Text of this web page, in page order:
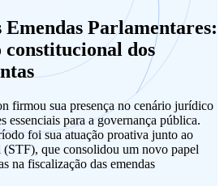
Emendas Parlamentares:
dos
firmou sua presença no cenário jurídico
essenciais para a governança pública.
foi sua atuação proativa junto ao
que consolidou um novo papel
na fiscalização das emendas